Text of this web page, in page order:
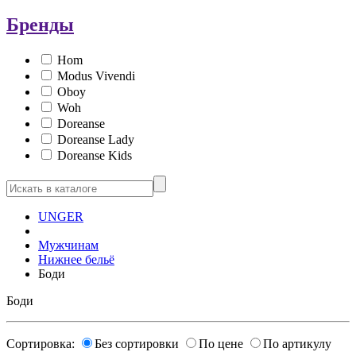
Бренды
Hom
Modus Vivendi
Oboy
Woh
Doreanse
Doreanse Lady
Doreanse Kids
UNGER
Мужчинам
Нижнее бельё
Боди
Боди
Сортировка: Без сортировки По цене
По артикулу